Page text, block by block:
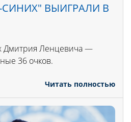
ВЫИГРАЛИ В
Дмитрия Ленцевича —
36 очков.
Читать полностью